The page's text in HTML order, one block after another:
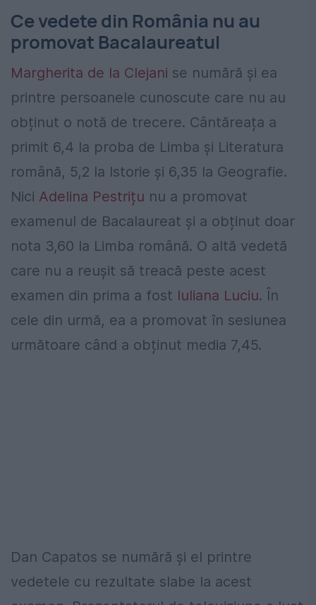
Ce vedete din România nu au
promovat Bacalaureatul
Margherita de la Clejani se numără și ea
printre persoanele cunoscute care nu au
obținut o notă de trecere. Cântăreața a
primit 6,4 la proba de Limba și Literatura
română, 5,2 la Istorie și 6,35 la Geografie.
Nici Adelina Pestrițu nu a promovat
examenul de Bacalaureat și a obținut doar
nota 3,60 la Limba română. O altă vedetă
care nu a reușit să treacă peste acest
examen din prima a fost Iuliana Luciu. În
cele din urmă, ea a promovat în sesiunea
următoare când a obținut media 7,45.
Dan Capatos se numără și el printre
vedetele cu rezultate slabe la acest